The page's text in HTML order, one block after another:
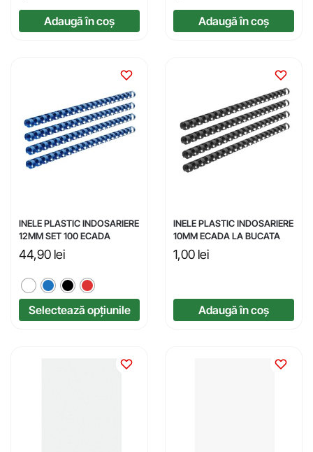
Adaugă în coș Adaugă în coș
INELE PLASTIC INDOSARIERE
12MM SET 100 ECADA
44,90 lei
Selectează opțiunile
INELE PLASTIC INDOSARIERE
10MM ECADA LA BUCATA
1,00 lei
Adaugă în coș